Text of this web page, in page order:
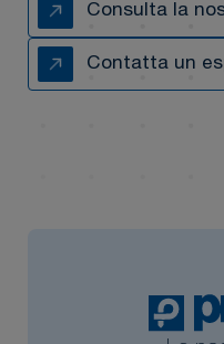
Consulta la
Contatta un